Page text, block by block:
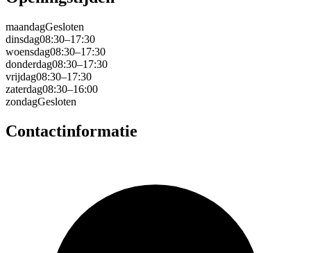
maandagGesloten
dinsdag08:30–17:30
woensdag08:30–17:30
donderdag08:30–17:30
vrijdag08:30–17:30
zaterdag08:30–16:00
zondagGesloten
Contactinformatie